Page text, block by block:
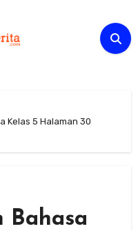
Kelas 5 Halaman 30
Bahasa